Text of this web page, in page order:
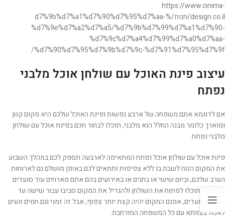
https://www.cinima-
design.co.il/חנות/%d7%9b%d7%a1%d7%90%d7%95%d7%aa-
%d7%9e%d7%a2%d7%a5/%d7%9b%d7%99%d7%a1%d7%90-
%d7%9c%d7%a4%d7%99%d7%a0%d7%aa-
%d7%90%d7%95%d7%9b%d7%9c-%d7%91%d7%95%d7%9f/
עיצוב פינת האוכל עם שולחן אוכל מלבני
נפתח
אם לדוגמא אתם משפחה של ארבע נפשות ופינת האוכל שלכם היא מקום קטן
ומוארך כלומר מבנה החלל הוא מלבני, תוכלו לבחור חכם בפינת אוכל עם שולחן
מלבני נפתח.
פינת אוכל עם שולחן אוכל נפתח המתאימה לארבעה תספק לכם במהלך השבוע
את המקום הנוח לשבת בו ללא צפיפות ותתאים לכם באופן מושלם גם לארוחות
הערב שלכם, וביום שישי או בחגים או באירועים בהם אתם מארחים עוד סועדים
לארוחה, תוכלו לפתוח את השולחן ולהגדיל את המקום סביבו עבור שישה עד
שמונה סועדים, אמנם המקום יהיה קצת יותר צפוף, אבל זה זמני וגם חמים ונעים
לאכול בצוותא עם כל המשפחה המורחבת.